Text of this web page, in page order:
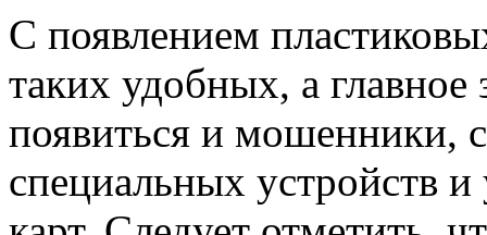
С появлением
таких удобных, а
появиться и мошенники,
специальных устройств и